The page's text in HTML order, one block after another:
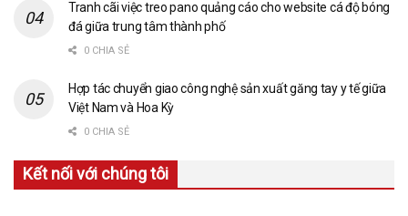
Tranh cãi việc treo pano quảng cáo cho website cá độ bóng
đá giữa trung tâm thành phố
0 CHIA SẺ
Hợp tác chuyển giao công nghệ sản xuất găng tay y tế giữa
Việt Nam và Hoa Kỳ
0 CHIA SẺ
Kết nối với chúng tôi